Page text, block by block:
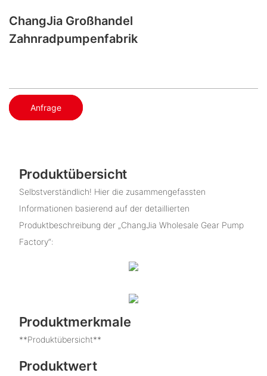
ChangJia Großhandel
Zahnradpumpenfabrik
Anfrage
Produktübersicht
Selbstverständlich! Hier die zusammengefassten
Informationen basierend auf der detaillierten
Produktbeschreibung der „ChangJia Wholesale Gear Pump
Factory“:
Produktmerkmale
**Produktübersicht**
Produktwert